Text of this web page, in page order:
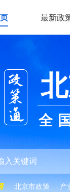
最新政
全
北京市政策 产